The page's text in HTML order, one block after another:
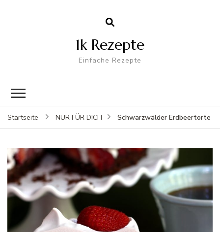
1k Rezepte
Einfache Rezepte
Startseite NUR FÜR DICH Schwarzwälder Erdbeertorte